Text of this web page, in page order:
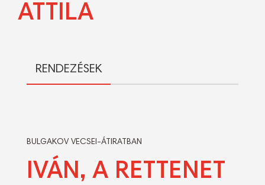
ATTILA
RENDEZÉSEK
BULGAKOV VECSEI-ÁTIRATBAN
IVÁN, A RETTENET